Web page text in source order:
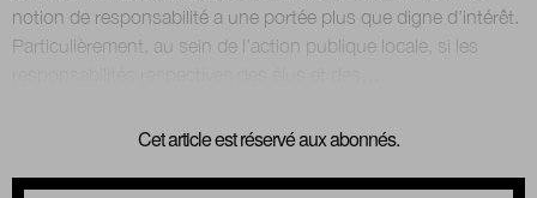
sur Twittersur LinkedIn
sur
notion de responsabilité a une portée plus que digne d’intérêt.
Particulièrement, au sein de l’action publique locale, si les
Cet article est réservé aux abonnés.